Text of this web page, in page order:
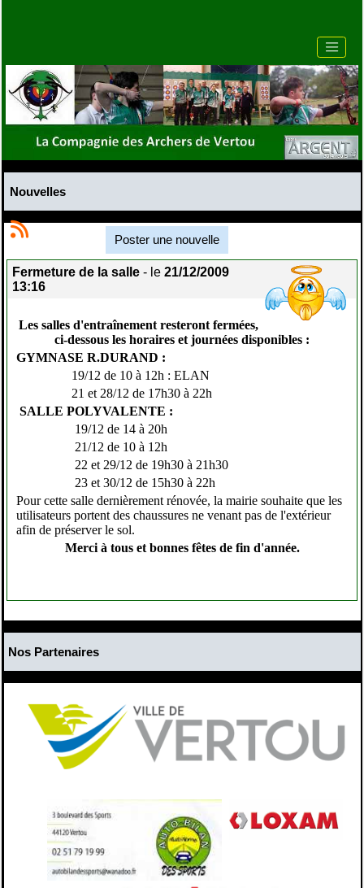
Nouvelles
Poster une nouvelle
Fermeture de la salle - le 21/12/2009
13:16
Les salles d'entraînement resteront fermées,
ci-dessous les horaires et journées disponibles :
GYMNASE R.DURAND :
19/12 de 10 à 12h : ELAN
21 et 28/12 de 17h30 à 22h
SALLE POLYVALENTE :
19/12 de 14 à 20h
21/12 de 10 à 12h
22 et 29/12 de 19h30 à 21h30
23 et 30/12 de 15h30 à 22h
Pour cette salle dernièrement rénovée, la mairie souhaite que les
utilisateurs portent des chaussures ne venant pas de l'extérieur
afin de préserver le sol.
Merci à tous et bonnes fêtes de fin d'année.
Nos Partenaires